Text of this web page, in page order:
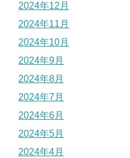
2024年12月
2024年11月
2024年10月
2024年9月
2024年8月
2024年7月
2024年6月
2024年5月
2024年4月